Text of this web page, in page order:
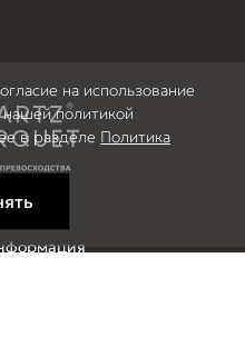
на использование
политикой
в разделе Политика